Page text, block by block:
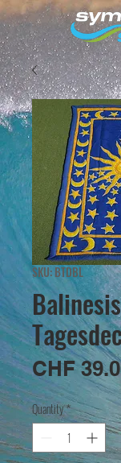
SKU: BTDBL
CHF
Quantity*